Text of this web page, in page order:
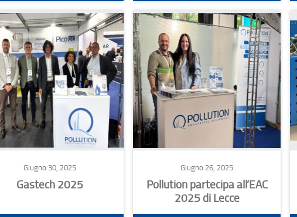
Giugno 30, 2025
Gastech 2025
Giugno 26, 2025
Pollution partecipa all’EAC
2025 di Lecce